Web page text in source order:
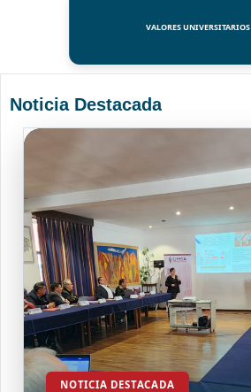
VALORES UNIVERSITARIOS
Noticia Destacada
NOTICIA DESTACADA